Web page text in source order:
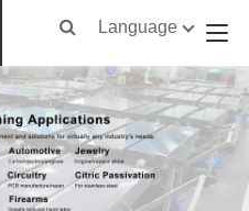
Language